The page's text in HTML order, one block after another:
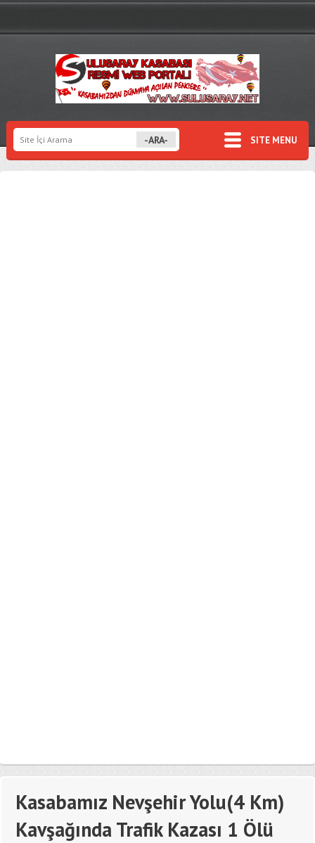
SITE MENU
Kasabamız Nevşehir Yolu(4 Km)
Kavşağında Trafik Kazası 1 Ölü